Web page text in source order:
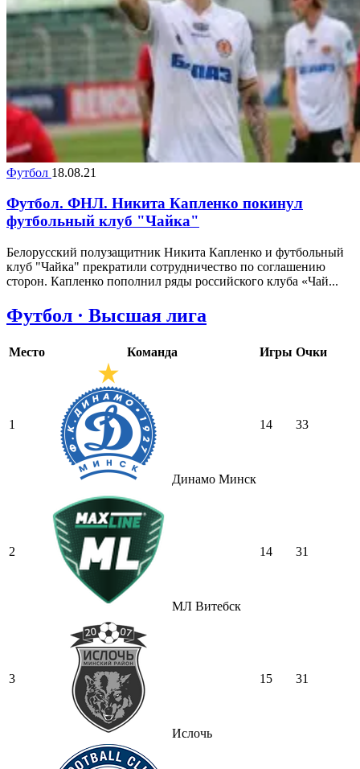
Футбол 18.08.21
Футбол. ФНЛ. Никита Капленко покинул
футбольный клуб "Чайка"
Белорусский полузащитник Никита Капленко и футбольный
клуб "Чайка" прекратили сотрудничество по соглашению
сторон. Капленко пополнил ряды российского клуба «Чай...
Футбол · Высшая лига
Место Команда Игры Очки
1
Динамо Минск
14 33
2
МЛ Витебск
14 31
3
Ислочь
15 31